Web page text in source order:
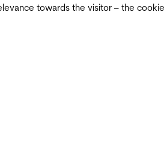
towards the visitor – the